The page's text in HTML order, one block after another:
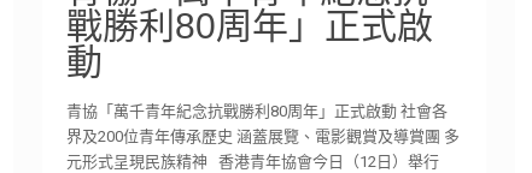
戰勝利80周年」正式啟
動
青協「萬千青年紀念抗戰勝利80周年」正式啟動 社會各
界及200位青年傳承歷史 涵蓋展覽、電影觀賞及導賞團 多
元形式呈現民族精神 香港青年協會今日（12日）舉行